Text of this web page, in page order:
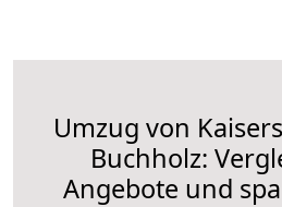
Umzug von
Buchholz:
Angebote und